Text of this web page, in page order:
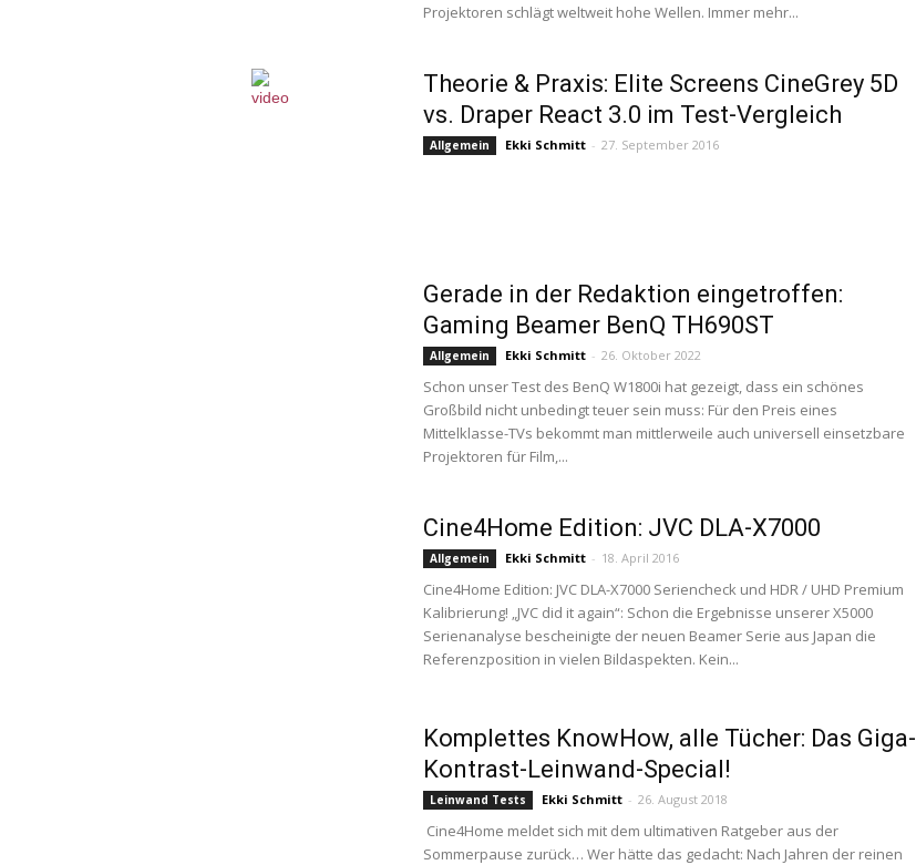
Projektoren schlägt weltweit hohe Wellen. Immer mehr...
Theorie & Praxis: Elite Screens CineGrey 5D
vs. Draper React 3.0 im Test-Vergleich
Allgemein Ekki Schmitt - 27. September 2016
Gerade in der Redaktion eingetroffen:
Gaming Beamer BenQ TH690ST
Allgemein Ekki Schmitt - 26. Oktober 2022
Schon unser Test des BenQ W1800i hat gezeigt, dass ein schönes
Großbild nicht unbedingt teuer sein muss: Für den Preis eines
Mittelklasse-TVs bekommt man mittlerweile auch universell einsetzbare
Projektoren für Film,...
Cine4Home Edition: JVC DLA-X7000
Allgemein Ekki Schmitt - 18. April 2016
Cine4Home Edition: JVC DLA-X7000 Seriencheck und HDR / UHD Premium
Kalibrierung! „JVC did it again“: Schon die Ergebnisse unserer X5000
Serienanalyse bescheinigte der neuen Beamer Serie aus Japan die
Referenzposition in vielen Bildaspekten. Kein...
Komplettes KnowHow, alle Tücher: Das Giga-
Kontrast-Leinwand-Special!
Leinwand Tests Ekki Schmitt - 26. August 2018
Cine4Home meldet sich mit dem ultimativen Ratgeber aus der
Sommerpause zurück… Wer hätte das gedacht: Nach Jahren der reinen